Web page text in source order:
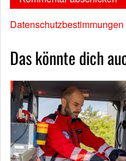
Datenschutzbestimmungen
Das könnte dich